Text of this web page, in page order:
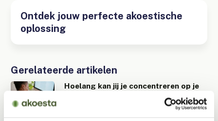
Ontdek jouw perfecte akoestische
oplossing
Gerelateerde artikelen
Hoelang kan jij je concentreren op je